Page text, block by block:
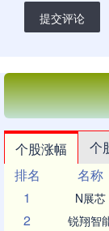
提交评论
个股涨幅 个
排名
名称
1
N展芯
2 锐翔智